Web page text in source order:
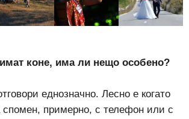
коне, има ли нещо особено?
еднозначно. Лесно е когато
спомен, примерно, с телефон или с